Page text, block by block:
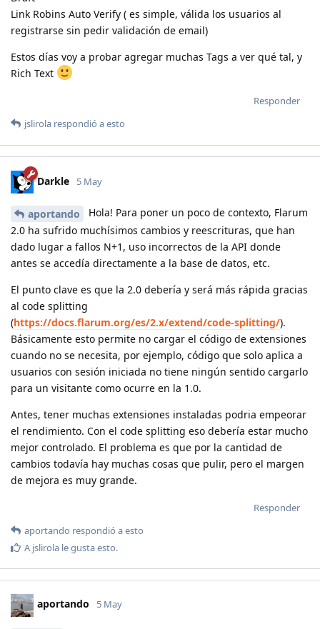
Link Robins Auto Verify ( es simple, válida los usuarios al
registrarse sin pedir validación de email)
Estos días voy a probar agregar muchas Tags a ver qué tal, y
Rich Text
Responder
jslirola respondió a esto
Darkle 5 May
aportando
Hola! Para poner un poco de contexto, Flarum
2.0 ha sufrido muchísimos cambios y reescrituras, que han
dado lugar a fallos N+1, uso incorrectos de la API donde
antes se accedía directamente a la base de datos, etc.
El punto clave es que la 2.0 debería y será más rápida gracias
al code splitting
(https://docs.flarum.org/es/2.x/extend/code-splitting/).
Básicamente esto permite no cargar el código de extensiones
cuando no se necesita, por ejemplo, código que solo aplica a
usuarios con sesión iniciada no tiene ningún sentido cargarlo
para un visitante como ocurre en la 1.0.
Antes, tener muchas extensiones instaladas podria empeorar
el rendimiento. Con el code splitting eso debería estar mucho
mejor controlado. El problema es que por la cantidad de
cambios todavía hay muchas cosas que pulir, pero el margen
de mejora es muy grande.
Responder
aportando respondió a esto
A jslirola le gusta esto.
aportando 5 May